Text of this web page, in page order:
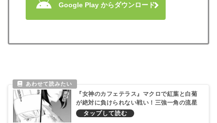
Google Play からダウンロード
『女神のカフェテラス』マクロで紅葉と白菊
が絶対に負けられない戦い！三強一角の流星
ターンも期待大な件！